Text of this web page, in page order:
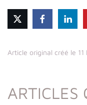
Article original créé le
ARTICLES